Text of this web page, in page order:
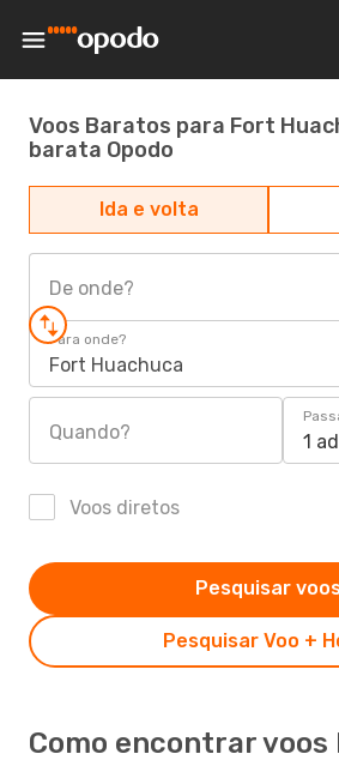
Voos Baratos para Fort
barata Opodo
Ida e volta
De onde?
Para onde?
Fort Huachuca
Quando? 1
Voos diretos
Pesquisar Voo +
Pesquisar
Como encontrar